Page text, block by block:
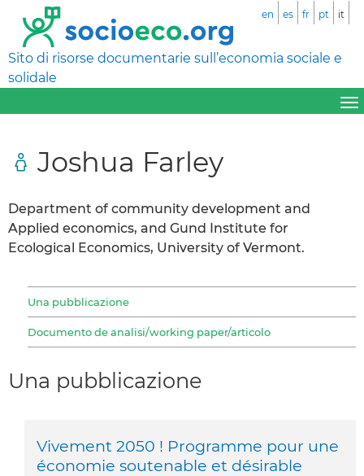
Sito di risorse documentarie sull’economia sociale e
solidale
en es fr pt it
Joshua Farley
Department of community development and
Applied economics, and Gund Institute for
Ecological Economics, University of Vermont.
Una pubblicazione
Documento de analisi/working paper/articolo
Una pubblicazione
Vivement 2050 ! Programme pour une
économie soutenable et désirable